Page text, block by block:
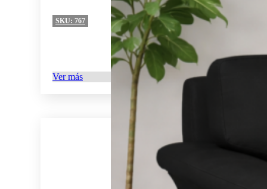
SKU: 767
Ver más